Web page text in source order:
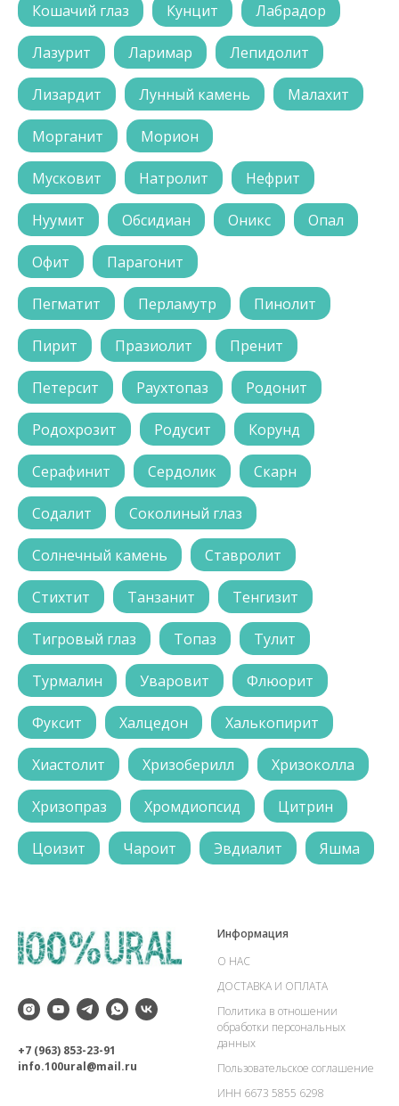
Кошачий глаз Кунцит Лабрадор
Лазурит Ларимар Лепидолит
Лизардит Лунный камень Малахит
Морганит Морион
Мусковит Натролит Нефрит
Нуумит Обсидиан Оникс Опал
Офит Парагонит
Пегматит Перламутр Пинолит
Пирит Празиолит Пренит
Петерсит Раухтопаз Родонит
Родохрозит Родусит Корунд
Серафинит Сердолик Скарн
Содалит Соколиный глаз
Солнечный камень Ставролит
Стихтит Танзанит Тенгизит
Тигровый глаз Топаз Тулит
Турмалин Уваровит Флюорит
Фуксит Халцедон Халькопирит
Хиастолит Хризоберилл Хризоколла
Хризопраз Хромдиопсид Цитрин
Цоизит Чароит Эвдиалит Яшма
+7 (963) 853-23-91
info.100ural@mail.ru
Информация
О НАС
ДОСТАВКА И ОПЛАТА
Политика в отношении
обработки персональных
данных
Пользовательское соглашение
ИНН 6673 5855 6298